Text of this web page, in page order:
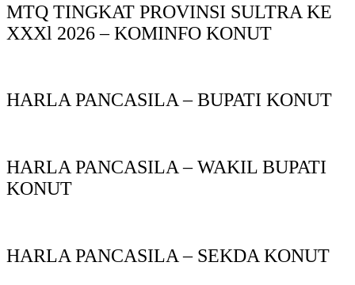
MTQ TINGKAT PROVINSI SULTRA KE
XXXl 2026 – KOMINFO KONUT
HARLA PANCASILA – BUPATI KONUT
HARLA PANCASILA – WAKIL BUPATI
KONUT
HARLA PANCASILA – SEKDA KONUT